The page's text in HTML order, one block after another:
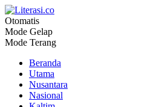
Literasi.co
Pilar Informasi
Otomatis
Mode Gelap
Mode Terang
Beranda
Utama
Nusantara
Nasional